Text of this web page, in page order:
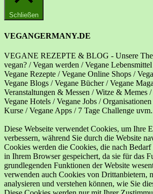
Schließen
VEGANGERMANY.DE
VEGANE REZEPTE & BLOG - Unsere
vegan? / Vegan werden / Vegane
Vegane Rezepte / Vegane Online Shops /
Vegane Blogs / Vegane Bücher / Vegane
Veranstaltungen & Messen / Witze & Memes /
Vegane Hotels / Vegane Jobs /
Kurse / Vegane Apps / 7 Tage Challenge
Diese Webseite verwendet Cookies, um Ihre
verbessern, während Sie durch die Website
Cookies werden die Cookies, die nach
in Ihrem Browser gespeichert, da sie für das
grundlegenden Funktionen der Website
verwenden auch Cookies von Drittanbietern,
analysieren und verstehen können, wie Sie